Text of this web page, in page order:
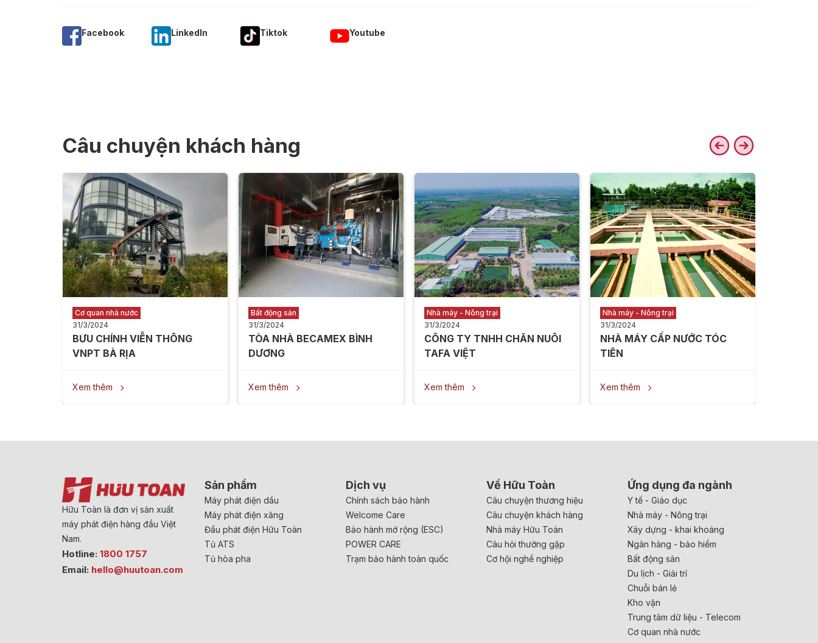
Facebook Linkedln Tiktok Youtube
Câu chuyện khách hàng
Cơ quan nhà nước
31/3/2024
BƯU CHÍNH VIỄN THÔNG
VNPT BÀ RỊA
Xem thêm 
Bất động sản
31/3/2024
TÒA NHÀ BECAMEX BÌNH
DƯƠNG
Xem thêm 
Nhà máy - Nông trại
31/3/2024
CÔNG TY TNHH CHĂN NUÔI
TAFA VIỆT
Xem thêm 
Nhà máy - Nông trại
31/3/2024
NHÀ MÁY CẤP NƯỚC TÓC
TIÊN ​
Xem thêm 
Hữu Toàn là đơn vị sản xuất
máy phát điện hàng đầu Việt
Nam.
Hotline: 1800 1757
Email: hello@huutoan.com
Sản phẩm
Máy phát điện dầu
Máy phát điện xăng
Đầu phát điện Hữu Toàn
Tủ ATS
Tủ hòa pha
Dịch vụ
Chính sách bảo hành
Welcome Care
Bảo hành mở rộng (ESC)
POWER CARE
Trạm bảo hành toàn quốc
Về Hữu Toàn
Câu chuyện thương hiệu
Câu chuyện khách hàng
Nhà máy Hữu Toàn
Câu hỏi thường gặp
Cơ hội nghề nghiệp
Ứng dụng đa ngành
Y tế - Giáo dục
Nhà máy - Nông trại
Xây dựng - khai khoáng
Ngân hàng - bảo hiểm
Bất động sản
Du lịch - Giải trí
Chuỗi bán lẻ
Kho vận
Trung tâm dữ liệu - Telecom
Cơ quan nhà nước